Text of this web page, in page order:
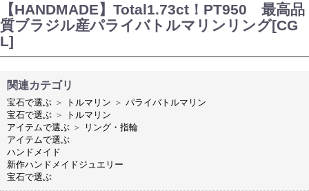
【HANDMADE】Total1.73ct！PT950 最高品
質ブラジル産パライバトルマリンリング[CG
L]
関連カテゴリ
宝石で選ぶ ＞ トルマリン ＞ パライバトルマリン
宝石で選ぶ ＞
トルマリン
アイテムで選ぶ ＞
リング・指輪
アイテムで選ぶ
ハンドメイド
新作ハンドメイドジュエリー
宝石で選ぶ